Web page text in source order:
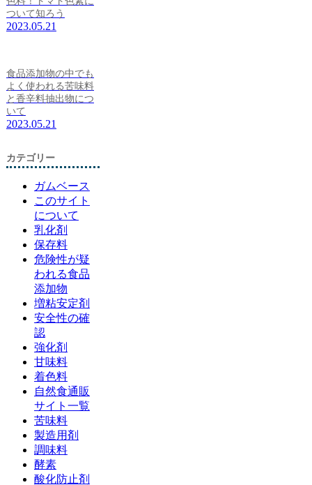
ついて知ろう
2023.05.21
食品添加物の中でも
よく使われる苦味料
と香辛料抽出物につ
いて
2023.05.21
カテゴリー
ガムベース
このサイト
について
乳化剤
保存料
危険性が疑
われる食品
添加物
増粘安定剤
安全性の確
認
強化剤
甘味料
着色料
自然食通販
サイト一覧
苦味料
製造用剤
調味料
酵素
酸化防止剤